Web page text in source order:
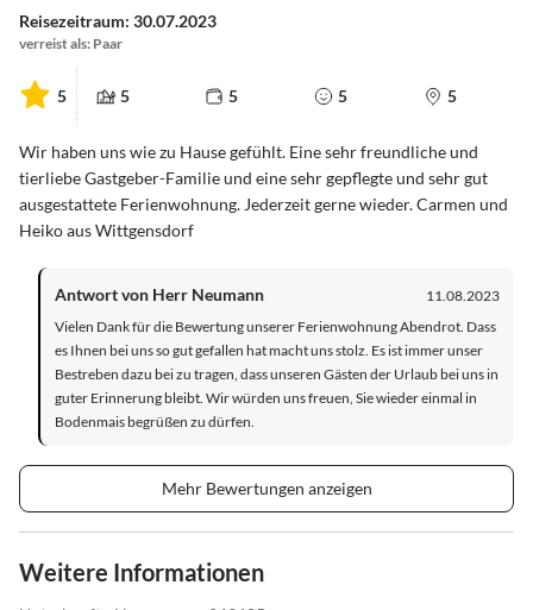
Reisezeitraum: 30.07.2023
verreist als: Paar
5 5 5 5 5
Wir haben uns wie zu Hause gefühlt. Eine sehr freundliche und
tierliebe Gastgeber-Familie und eine sehr gepflegte und sehr gut
ausgestattete Ferienwohnung. Jederzeit gerne wieder. Carmen und
Heiko aus Wittgensdorf
Antwort von Herr Neumann
11.08.2023
Vielen Dank für die Bewertung unserer Ferienwohnung Abendrot. Dass
es Ihnen bei uns so gut gefallen hat macht uns stolz. Es ist immer unser
Bestreben dazu bei zu tragen, dass unseren Gästen der Urlaub bei uns in
guter Erinnerung bleibt. Wir würden uns freuen, Sie wieder einmal in
Bodenmais begrüßen zu dürfen.
Mehr Bewertungen anzeigen
Weitere Informationen